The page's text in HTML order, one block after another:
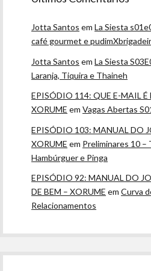
Jotta Santos emLa Siesta
café gourmet e
Jotta Santos emLa Siesta
Laranja, Tiquira e Thaineh
EPISÓDIO 114: QUE E-MAIL É
XORUME emVagas Abertas
EPISÓDIO 103: MANUAL DO
XORUME em Preliminares 10 –
Hambúrguer e Pinga
EPISÓDIO 92: MANUAL DO
DE BEM – XORUME emCurva
Relacionamentos